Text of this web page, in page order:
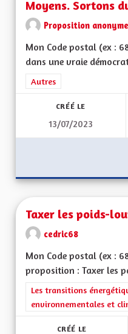
Moyens. Sortons
Proposition anonyme
Mon Code postal (ex :
dans une vraie
Filtrer les résultats de la
Autres
CRÉÉ LE
13/07/2023
Taxer les poids-
cedric68
Mon Code postal (ex :
proposition : Taxer les
Filtrer les résultats de la
Les transitions
environnementales et
CRÉÉ LE